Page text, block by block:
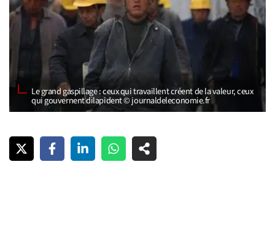
Le grand gaspillage : ceux qui travaillent créent de la valeur, ceux
qui gouvernent dilapident © journaldeleconomie.fr